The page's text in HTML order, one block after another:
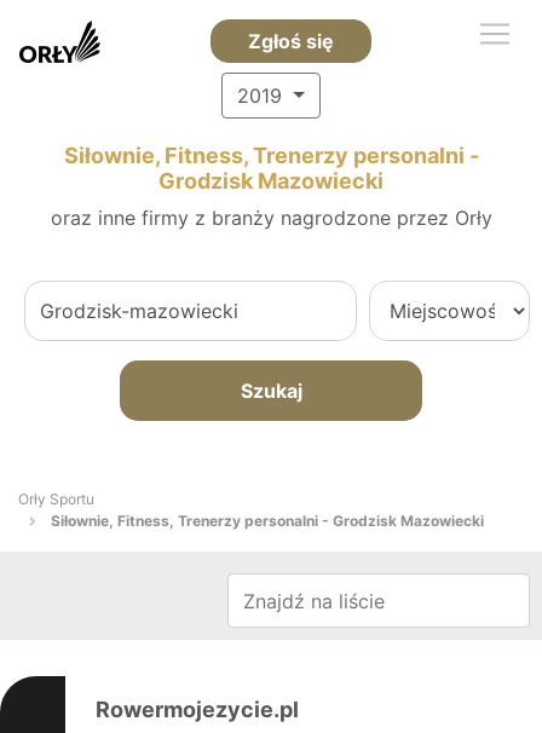
Zgłoś się
2019
Siłownie, Fitness, Trenerzy personalni -
Grodzisk Mazowiecki
oraz inne firmy z branży nagrodzone przez Orły
Szukaj
Orły Sportu
Siłownie, Fitness, Trenerzy personalni - Grodzisk Mazowiecki
Rowermojezycie.pl